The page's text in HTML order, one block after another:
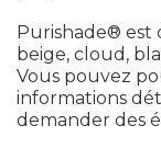
Purishade® est
beige, cloud,
Vous pouvez
informations
demander des